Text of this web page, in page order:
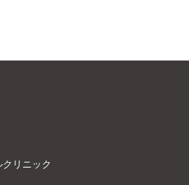
リニック